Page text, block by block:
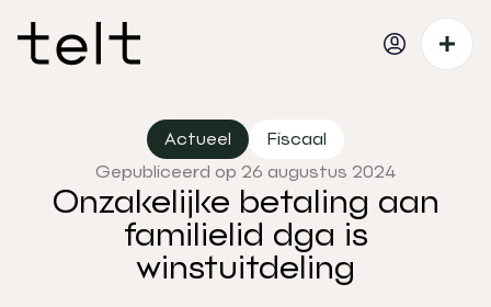
Actueel
Fiscaal
Gepubliceerd op 26 augustus 2024
Onzakelijke betaling aan
familielid dga is
winstuitdeling